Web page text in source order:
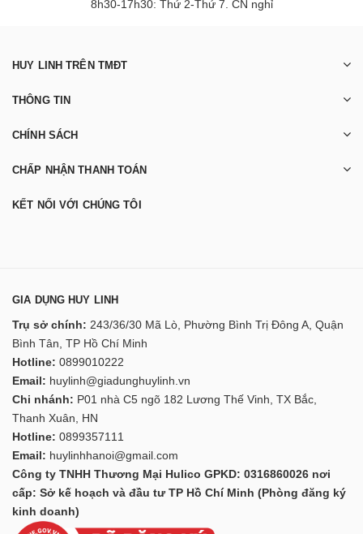
8h30-17h30: Thứ 2-Thứ 7. CN nghỉ
HUY LINH TRÊN TMĐT
THÔNG TIN
CHÍNH SÁCH
CHẤP NHẬN THANH TOÁN
KẾT NỐI VỚI CHÚNG TÔI
GIA DỤNG HUY LINH
Trụ sở chính: 243/36/30 Mã Lò, Phường Bình Trị Đông A, Quận
Bình Tân, TP Hồ Chí Minh
Hotline: 0899010222
Email: huylinh@giadunghuylinh.vn
Chi nhánh: P01 nhà C5 ngõ 182 Lương Thế Vinh, TX Bắc,
Thanh Xuân, HN
Hotline: 0899357111
Email: huylinhhanoi@gmail.com
Công ty TNHH Thương Mại Hulico GPKD: 0316860026 nơi
cấp: Sở kế hoạch và đầu tư TP Hồ Chí Minh (Phòng đăng ký
kinh doanh)